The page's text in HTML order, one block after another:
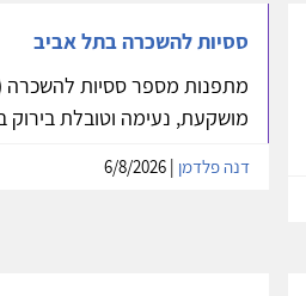
ססיות להשכרה בתל אביב
מתפנות מספר ססיות להשכרה
מושקעת, נעימה וטובלת בירוק
דנה פלדמן | 6/8/2026